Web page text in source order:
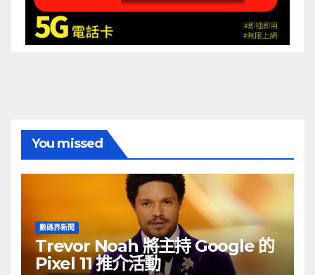
You missed
數碼界新聞
Trevor Noah 將主持 Google 的
Pixel 11 推介活動